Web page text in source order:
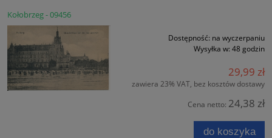
Kołobrzeg - 09456
Dostępność: na wyczerpaniu
Wysyłka w: 48 godzin
29,99 zł
zawiera 23% VAT, bez kosztów dostawy
Cena netto: 24,38 zł
do koszyka